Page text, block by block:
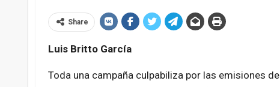
Share
Luis Britto García
Toda una campaña culpabiliza por las emisiones